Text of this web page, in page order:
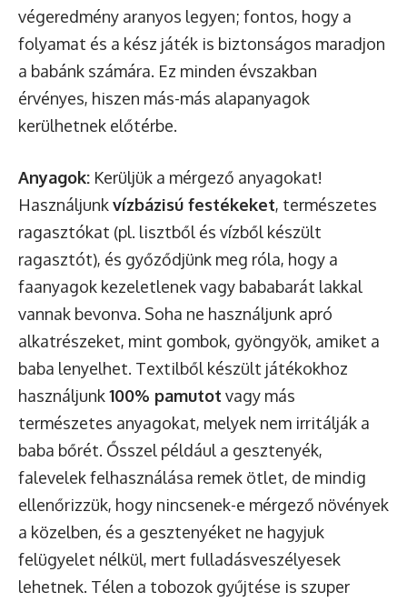
végeredmény aranyos legyen; fontos, hogy a
folyamat és a kész játék is biztonságos maradjon
a babánk számára. Ez minden évszakban
érvényes, hiszen más-más alapanyagok
kerülhetnek előtérbe.
Anyagok: Kerüljük a mérgező anyagokat!
Használjunkvízbázisú festékeket, természetes
ragasztókat (pl. lisztből és vízből készült
ragasztót), és győződjünk meg róla, hogy a
faanyagok kezeletlenek vagy bababarát lakkal
vannak bevonva. Soha ne használjunk apró
alkatrészeket, mint gombok, gyöngyök, amiket a
baba lenyelhet. Textilből készült játékokhoz
használjunk100% pamutot vagy más
természetes anyagokat, melyek nem irritálják a
baba bőrét. Ősszel például a gesztenyék,
falevelek felhasználása remek ötlet, de mindig
ellenőrizzük, hogy nincsenek-e mérgező növények
a közelben, és a gesztenyéket ne hagyjuk
felügyelet nélkül, mert fulladásveszélyesek
lehetnek. Télen a tobozok gyűjtése is szuper